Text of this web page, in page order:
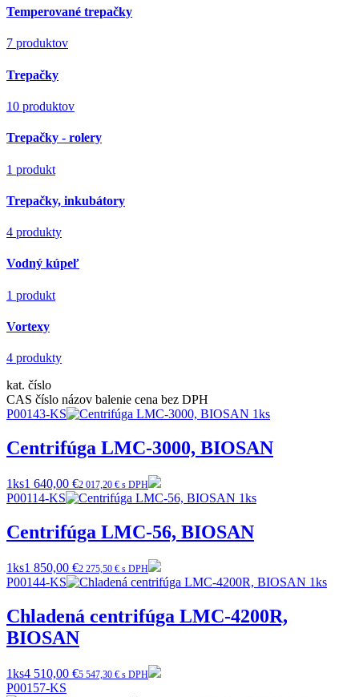
Temperované trepačky
7 produktov
Trepačky
10 produktov
Trepačky - rolery
1 produkt
Trepačky, inkubátory
4 produkty
Vodný kúpeľ
1 produkt
Vortexy
4 produkty
kat. číslo
CAS číslo názov balenie cena bez DPH
P00143-KS
Centrifúga LMC-3000, BIOSAN
1ks1 640,00 €2 017,20 € s DPH
P00114-KS
Centrifúga LMC-56, BIOSAN
1ks1 850,00 €2 275,50 € s DPH
P00144-KS
Chladená centrifúga LMC-4200R,
BIOSAN
1ks4 510,00 €5 547,30 € s DPH
P00157-KS